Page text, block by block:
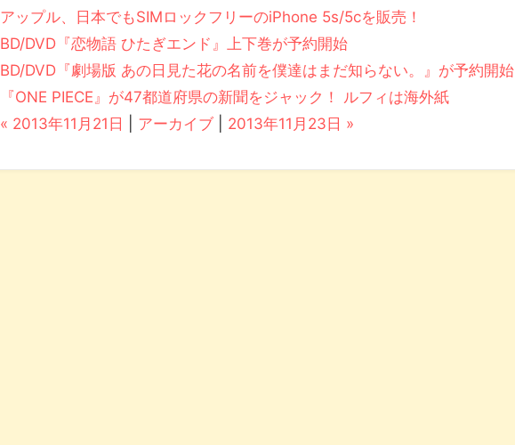
アップル、日本でもSIMロックフリーのiPhone 5s/5cを販売！
BD/DVD『恋物語 ひたぎエンド』上下巻が予約開始
BD/DVD『劇場版 あの日見た花の名前を僕達はまだ知らない。』が予約開始
『ONE PIECE』が47都道府県の新聞をジャック！ ルフィは海外紙
« 2013年11月21日
アーカイブ 2013年11月23日 »